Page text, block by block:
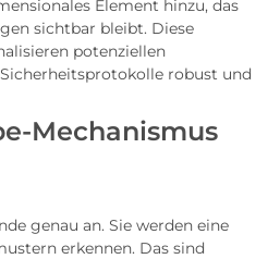
Element hinzu, das
sichtbar bleibt. Diese
potenziellen
robust und
Mechanismus
genau an. Sie werden eine
erkennen. Das sind